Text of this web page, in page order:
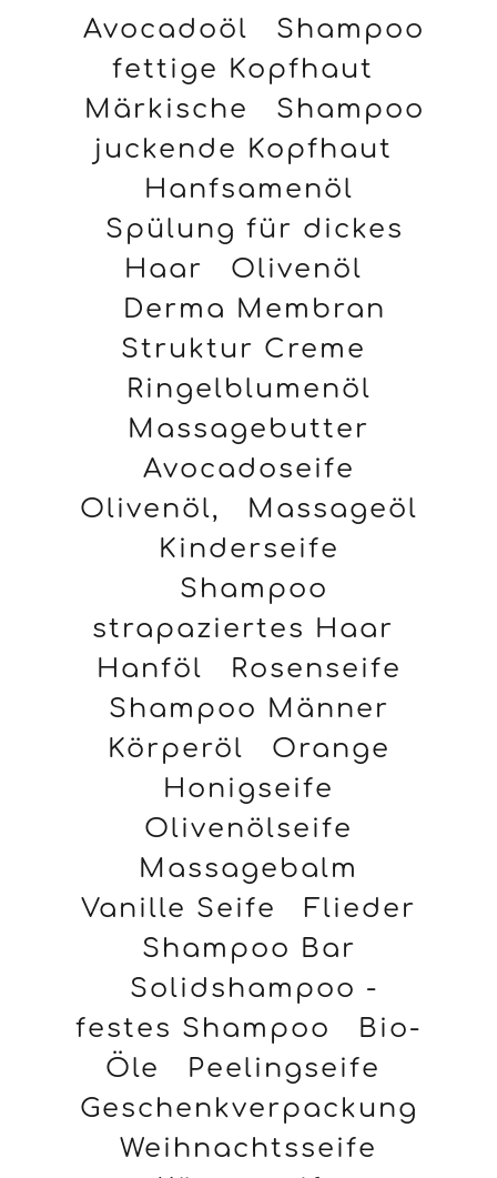
Avocadoöl
Shampoo
fettige Kopfhaut
Märkische
Shampoo
juckende Kopfhaut
Hanfsamenöl
Spülung für dickes
Haar
Olivenöl
Derma Membran
Struktur Creme
Ringelblumenöl
Massagebutter
Avocadoseife
Olivenöl,
Massageöl
Kinderseife
Shampoo
strapaziertes Haar
Hanföl
Rosenseife
Shampoo Männer
Körperöl
Orange
Honigseife
Olivenölseife
Massagebalm
Vanille Seife
Flieder
Shampoo Bar
Solidshampoo -
festes Shampoo
Bio-
Öle
Peelingseife
Geschenkverpackung
Weihnachtsseife